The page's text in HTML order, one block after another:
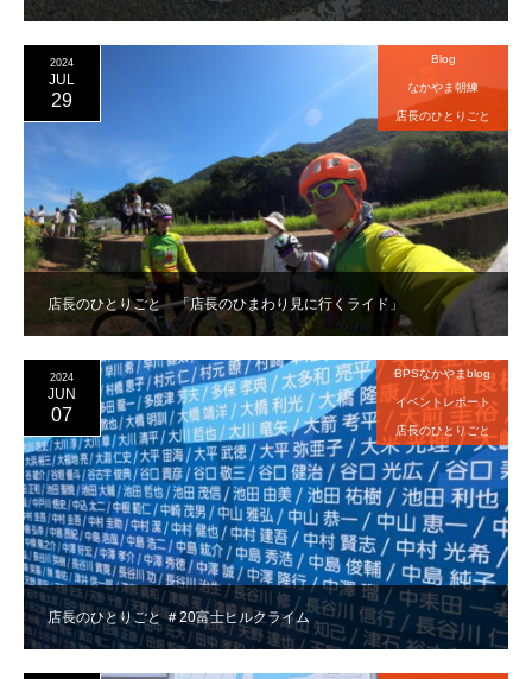
店長のひとりごと 「店長のひまわり見に行くライド」
2024
JUL
29
Blog
なかやま朝練
店長のひとりごと
店長のひとりごと ＃20富士ヒルクライム
2024
JUN
07
BPSなかやまblog
イベントレポート
店長のひとりごと